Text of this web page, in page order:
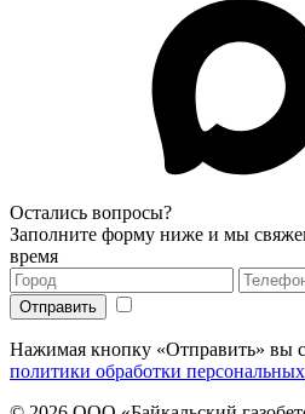
Остались вопросы?
Заполните форму ниже и мы
время
Нажимая кнопку «Отправить» вы
политики обработки